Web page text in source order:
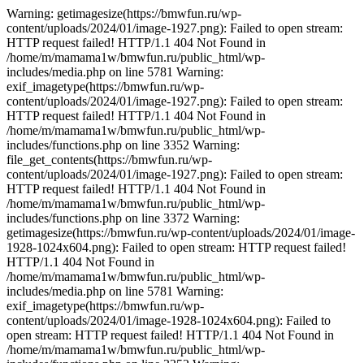
Warning: getimagesize(https://bmwfun.ru/wp-
content/uploads/2024/01/image-1927.png): Failed to open stream:
HTTP request failed! HTTP/1.1 404 Not Found in
/home/m/mamama1w/bmwfun.ru/public_html/wp-
includes/media.php on line 5781 Warning:
exif_imagetype(https://bmwfun.ru/wp-
content/uploads/2024/01/image-1927.png): Failed to open stream:
HTTP request failed! HTTP/1.1 404 Not Found in
/home/m/mamama1w/bmwfun.ru/public_html/wp-
includes/functions.php on line 3352 Warning:
file_get_contents(https://bmwfun.ru/wp-
content/uploads/2024/01/image-1927.png): Failed to open stream:
HTTP request failed! HTTP/1.1 404 Not Found in
/home/m/mamama1w/bmwfun.ru/public_html/wp-
includes/functions.php on line 3372 Warning:
getimagesize(https://bmwfun.ru/wp-content/uploads/2024/01/image-
1928-1024x604.png): Failed to open stream: HTTP request failed!
HTTP/1.1 404 Not Found in
/home/m/mamama1w/bmwfun.ru/public_html/wp-
includes/media.php on line 5781 Warning:
exif_imagetype(https://bmwfun.ru/wp-
content/uploads/2024/01/image-1928-1024x604.png): Failed to
open stream: HTTP request failed! HTTP/1.1 404 Not Found in
/home/m/mamama1w/bmwfun.ru/public_html/wp-